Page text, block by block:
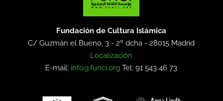
Fundación de Cultura Islámica
C/ Guzmán el Bueno, 3 - 2º dcha -28015 Madrid
Localización
E-mail: info@funci.org Tel: 91 543 46 73